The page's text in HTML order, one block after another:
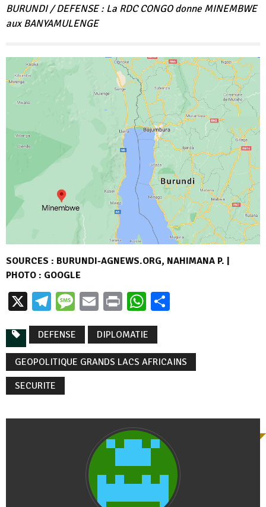
BURUNDI / DEFENSE : La RDC CONGO donne MINEMBWE
aux BANYAMULENGE
SOURCES : BURUNDI-AGNEWS.ORG, NAHIMANA P. |
PHOTO : GOOGLE
X Telegram
Message
EmailPrintWhatsApp
DEFENSE DIPLOMATIE
GEOPOLITIQUE GRANDS LACS AFRICAINS
SECURITE